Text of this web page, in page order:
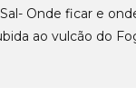
Onde ficar e
ao vulcão do